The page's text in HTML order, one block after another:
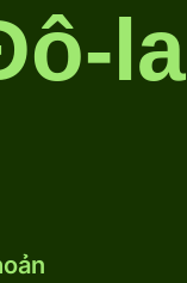
la